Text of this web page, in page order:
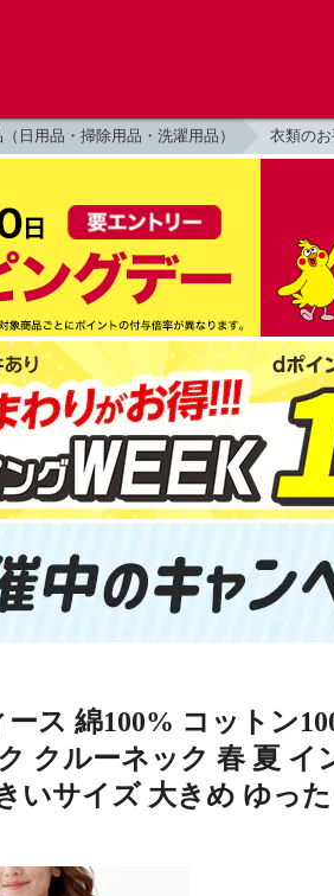
（日用品・掃除用品・洗濯用品） 衣類の
ス 綿100% コットン
クルーネック 春 夏
いサイズ 大きめ ゆっ